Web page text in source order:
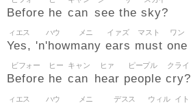
Before he can see the sky?
Yes,
ィエス
'n'how
ハウ
many
メニ
ears
イァズ
must
マスト
one
ワン
Before
ビフォー
he
ヒー
can
キャン
hear
ヒァ
people
ピープル
cry?
クライ
ィエス ハウ メニ デスス ウィル イト